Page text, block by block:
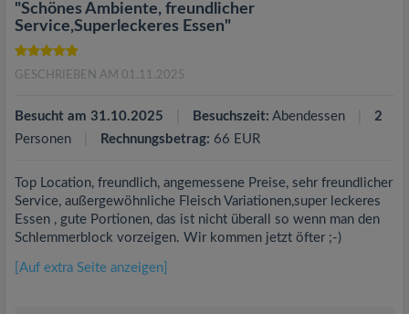
"Schönes Ambiente, freundlicher
Service,Superleckeres Essen"
GESCHRIEBEN AM 01.11.2025
Besucht am 31.10.2025 Besuchszeit: Abendessen
2
Personen
Rechnungsbetrag: 66 EUR
Top Location, freundlich, angemessene Preise, sehr freundlicher
Service, außergewöhnliche Fleisch Variationen,super leckeres
Essen , gute Portionen, das ist nicht überall so wenn man den
Schlemmerblock vorzeigen. Wir kommen jetzt öfter ;-)
[Auf extra Seite anzeigen]